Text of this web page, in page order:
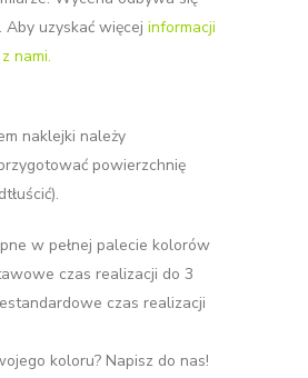
Aby uzyskać więcejinformacji
nami.
naklejki należy
powierzchnię
w pełnej palecie kolorów
czas realizacji do 3
czas realizacji
koloru? Napisz do nas!